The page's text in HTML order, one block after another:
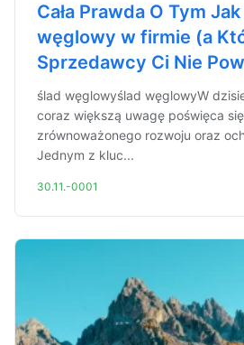
Cała Prawda O Tym
węglowy w firmie (a
Sprzedawcy Ci Nie
ślad węglowyślad węglowyW
coraz większą uwagę poświęca
zrównoważonego rozwoju oraz
Jednym z kluc...
30.11.-0001